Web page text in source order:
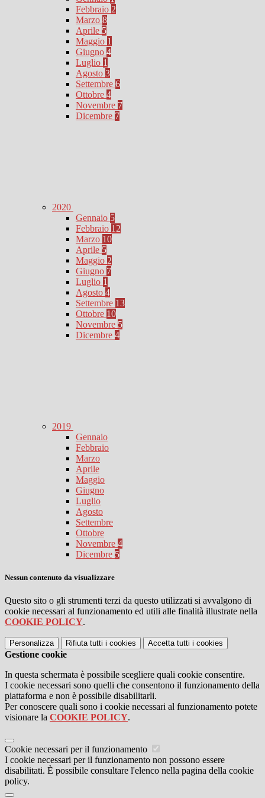
Febbraio 2
Marzo 8
Aprile 5
Maggio 1
Giugno 4
Luglio 1
Agosto 3
Settembre 6
Ottobre 4
Novembre 7
Dicembre 7
2020
Gennaio 5
Febbraio 12
Marzo 10
Aprile 5
Maggio 2
Giugno 7
Luglio 1
Agosto 4
Settembre 13
Ottobre 10
Novembre 5
Dicembre 4
2019
Gennaio
Febbraio
Marzo
Aprile
Maggio
Giugno
Luglio
Agosto
Settembre
Ottobre
Novembre 4
Dicembre 5
Nessun contenuto da visualizzare
Questo sito o gli strumenti terzi da questo utilizzati si avvalgono di
cookie necessari al funzionamento ed utili alle finalità illustrate nella
COOKIE POLICY.
Personalizza Rifiuta tutti i cookies Accetta tutti i cookies
Gestione cookie
In questa schermata è possibile scegliere quali cookie consentire.
I cookie necessari sono quelli che consentono il funzionamento della
piattaforma e non è possibile disabilitarli.
Per conoscere quali sono i cookie necessari al funzionamento potete
visionare la COOKIE POLICY.
Cookie necessari per il funzionamento
I cookie necessari per il funzionamento non possono essere
disabilitati. È possibile consultare l'elenco nella pagina della cookie
policy.